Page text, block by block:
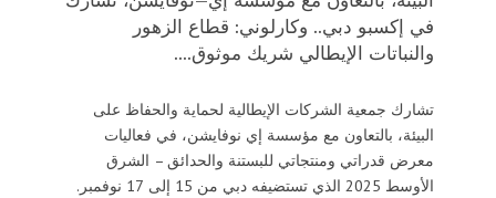
في إكسبو دبي.. وكارلوني: قطاع الزهور
والنباتات الإيطالي شريك موثوق....
تشارك جمعية الشركات الإيطالية لحماية والحفاظ على
البيئة، بالتعاون مع مؤسسة إي نوفايشن، في فعاليات
معرض قدراتي ومنتجاتي للبستنة والحدائق – الشرق
الأوسط 2025 الذي تستضيفه دبي من 15 إلى 17 نوفمبر.